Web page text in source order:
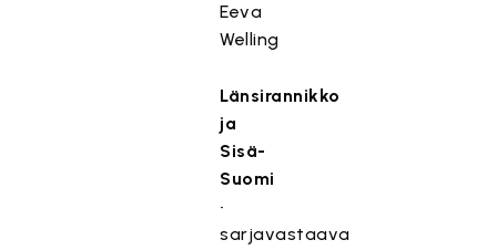
Eeva
Welling
Länsirannikko
ja
Sisä-
Suomi
•
sarjavastaava